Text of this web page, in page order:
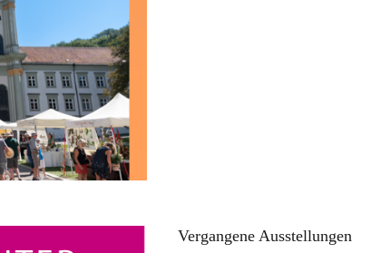
Vergangene Ausstellungen